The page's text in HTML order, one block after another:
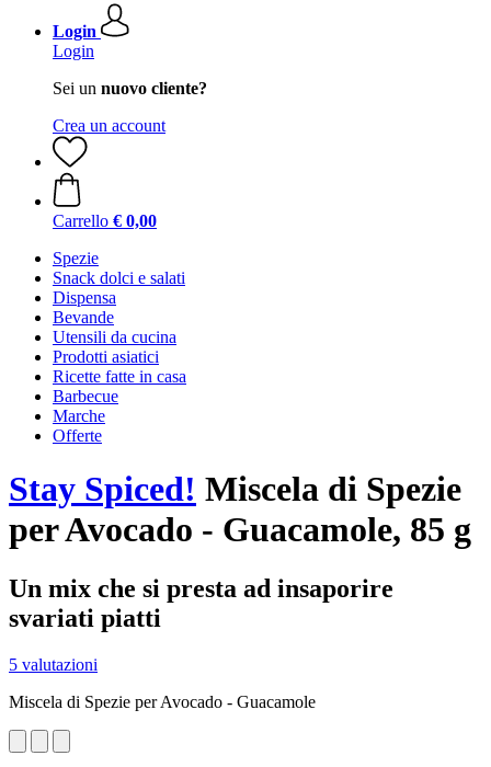
Login
Login
Sei un nuovo cliente?
Crea un account
Carrello € 0,00
Spezie
Snack dolci e salati
Dispensa
Bevande
Utensili da cucina
Prodotti asiatici
Ricette fatte in casa
Barbecue
Marche
Offerte
Stay Spiced! Miscela di Spezie
per Avocado - Guacamole, 85 g
Un mix che si presta ad insaporire
svariati piatti
5 valutazioni
Miscela di Spezie per Avocado - Guacamole